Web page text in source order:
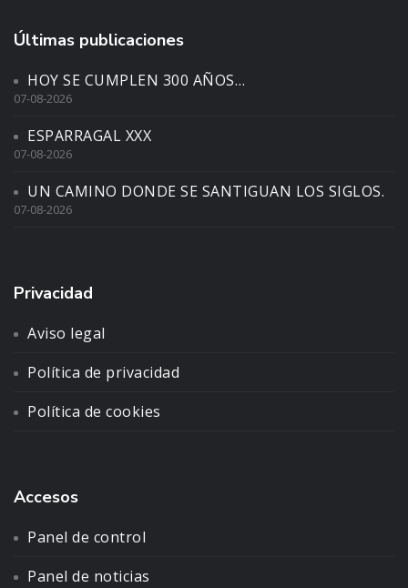
Últimas publicaciones
HOY SE CUMPLEN 300 AÑOS…
07-08-2026
ESPARRAGAL XXX
07-08-2026
UN CAMINO DONDE SE SANTIGUAN LOS SIGLOS.
07-08-2026
Privacidad
Aviso legal
Política de privacidad
Política de cookies
Accesos
Panel de control
Panel de noticias